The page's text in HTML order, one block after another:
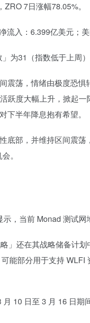
7日涨幅78.05%。
流入：6.399亿美元；
为31（指数低于上周
震荡，情绪由极度恐
跃度大幅上升，掀起
下半年降息抱有希望。
底部，并维持区间震
。
，当前 Monad 测试
」还在其战略储备计
能部分用于支持
月 10 日至 3 月 16 日